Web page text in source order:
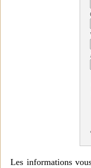
Les informations